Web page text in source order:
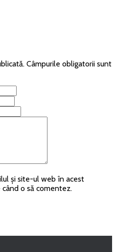
Câmpurile obligatorii sunt
și site-ul web în acest
o să comentez.